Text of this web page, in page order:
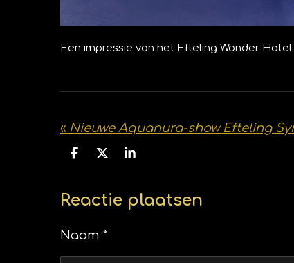
Een impressie van het Efteling Wonder Hotel.
«
D
e
n
D
l
S
r
e
Reactie plaatsen
Naam *